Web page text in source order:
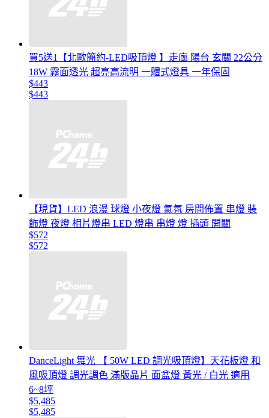
買5送1【北歐簡約-LED吸頂燈 】走廊 陽台 玄關 22公分
18W 霧面透光 超亮高流明 一體式燈具 一年保固
$443
$443
【現貨】LED 浪漫 球燈 小夜燈 氣氛 房間佈置 串燈 裝
飾燈 夜燈 相片燈串 LED 燈串 串燈 燈 插頭 開關
$572
$572
DanceLight 舞光 【 50W LED 調光吸頂燈】天花板燈 和
風吸頂燈 調光調色 滿版晶片 面盆燈 黃光 / 白光 適用
6~8坪
$5,485
$5,485